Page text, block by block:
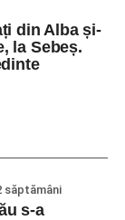
din Alba și-
la Sebeș.
săptămâni
s-a